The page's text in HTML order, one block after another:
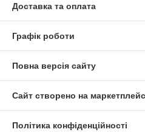
Доставка та оплата
Графік роботи
Повна версія сайту
Сайт створено на
Політика конфіденційності